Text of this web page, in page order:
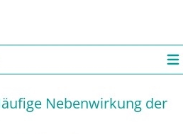
Nebenwirkung der